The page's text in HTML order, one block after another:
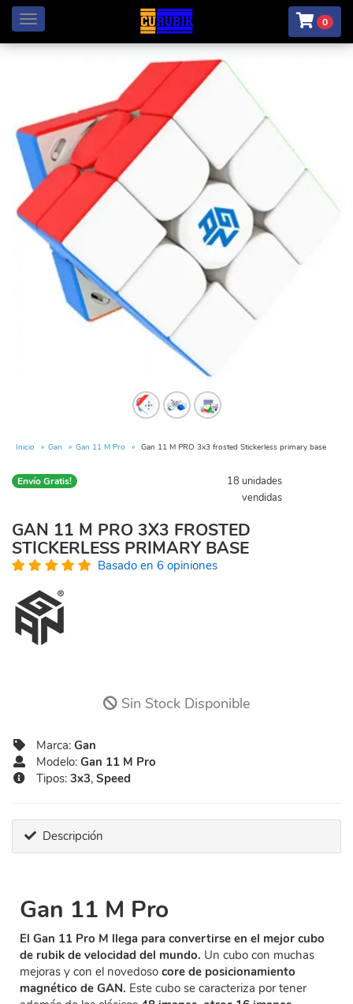
Menú 0
Inicio Gan Gan 11 M Pro Gan 11 M PRO 3x3 frosted Stickerless primary base
Envío Gratis!
18 unidades
vendidas
GAN 11 M PRO 3X3 FROSTED
STICKERLESS PRIMARY BASE
Basado en 6 opiniones
Sin Stock Disponible
Marca: Gan
Modelo: Gan 11 M Pro
Tipos: 3x3, Speed
Descripción
Gan 11 M Pro
El Gan 11 Pro M llega para convertirse en el mejor cubo
de rubik de velocidad del mundo. Un cubo con muchas
mejoras y con el novedoso core de posicionamiento
magnético de GAN. Este cubo se caracteriza por tener